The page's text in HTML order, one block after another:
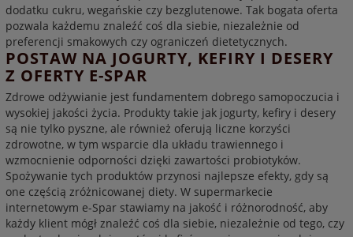
dodatku cukru, wegańskie czy bezglutenowe. Tak bogata oferta
pozwala każdemu znaleźć coś dla siebie, niezależnie od
preferencji smakowych czy ograniczeń dietetycznych.
POSTAW NA JOGURTY, KEFIRY I DESERY
Z OFERTY E-SPAR
Zdrowe odżywianie jest fundamentem dobrego samopoczucia i
wysokiej jakości życia. Produkty takie jak jogurty, kefiry i desery
są nie tylko pyszne, ale również oferują liczne korzyści
zdrowotne, w tym wsparcie dla układu trawiennego i
wzmocnienie odporności dzięki zawartości probiotyków.
Spożywanie tych produktów przynosi najlepsze efekty, gdy są
one częścią zróżnicowanej diety. W supermarkecie
internetowym e-Spar stawiamy na jakość i różnorodność, aby
każdy klient mógł znaleźć coś dla siebie, niezależnie od tego, czy